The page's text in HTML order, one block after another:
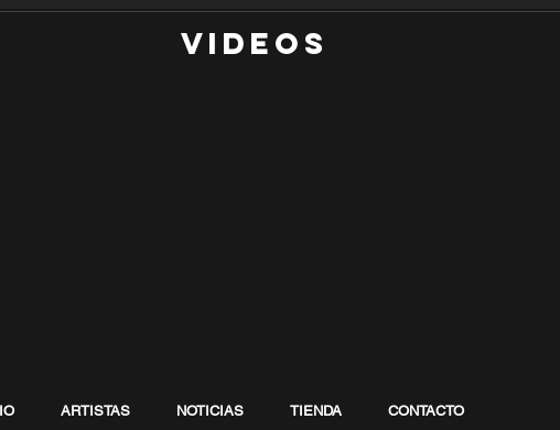
Videos
ARTISTAS NOTICIAS TIENDA CONTACTO